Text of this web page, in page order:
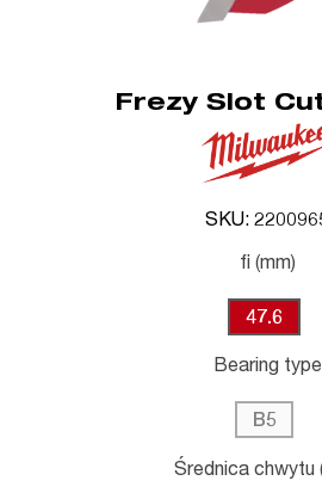
Frezy Slot
SKU:
fi (mm)
47.6
Bearing type
B5
Średnica chwytu